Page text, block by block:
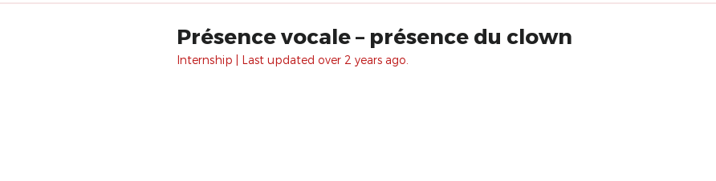
Présence vocale – présence du clown
Internship | Last updated over 2 years ago.